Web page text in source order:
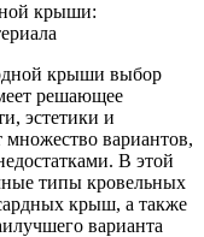
крыши:
крыши выбор
решающее
эстетики и
вариантов,
В этой
типы кровельных
крыш, а также
варианта